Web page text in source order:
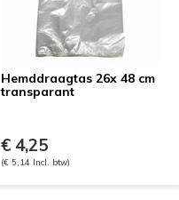
Hemddraagtas 26x 48 cm
transparant
€ 4,25
(€ 5,14 Incl. btw)